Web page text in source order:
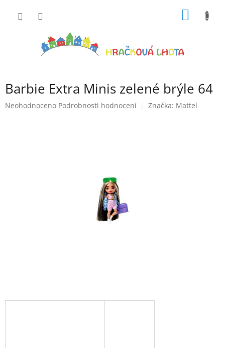
Barbie Extra Minis zelené brýle 64
Průměrné
Neohodnoceno Podrobnosti hodnocení Značka: Mattel